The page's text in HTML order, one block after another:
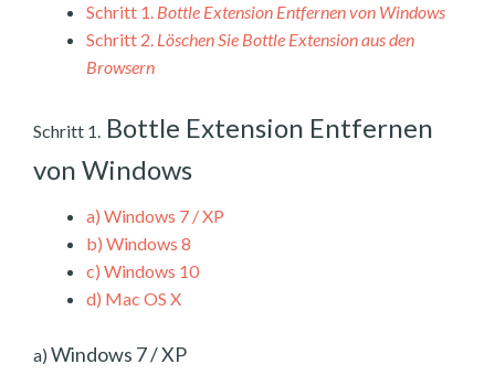
Schritt 1. Bottle Extension Entfernen von Windows
Schritt 2. Löschen Sie Bottle Extension aus den
Browsern
Schritt 1. Bottle Extension Entfernen
von Windows
a) Windows 7 / XP
b) Windows 8
c) Windows 10
d) Mac OS X
a) Windows 7 / XP